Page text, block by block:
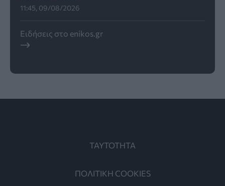
11:45, 09/08/2026
Ειδήσεις στο enikos.gr
ΤΑΥΤΟΤΗΤΑ
ΠΟΛΙΤΙΚΗ COOKIES